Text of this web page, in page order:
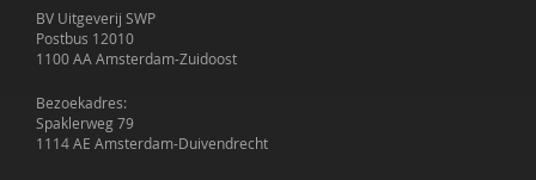
BV Uitgeverij SWP
Postbus 12010
1100 AA Amsterdam-Zuidoost
Bezoekadres:
Spaklerweg 79
1114 AE Amsterdam-Duivendrecht